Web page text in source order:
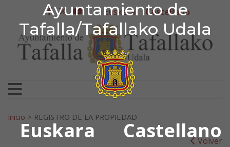
Ayuntamiento de
Tafalla/Tafallako Udala
Euskara Castellano
Ir al contenido
Ayuntamiento de
facebook
twitter
youtube
Euskera Castellano
Search for:
Inicio > REGISTRO DE LA PROPIEDAD
Volver